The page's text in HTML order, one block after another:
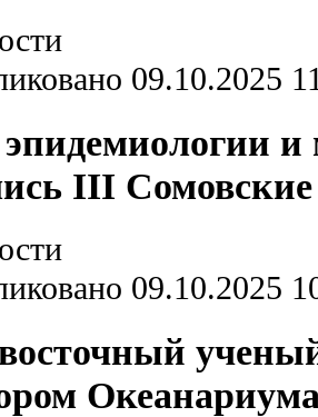
09.10.2025
и
III
09.10.2025